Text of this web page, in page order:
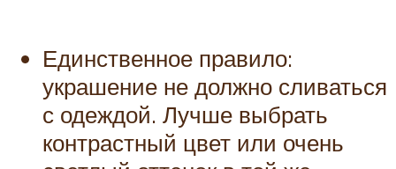
Единственное правило:
украшение не должно сливаться
с одеждой. Лучше выбрать
контрастный цвет или очень